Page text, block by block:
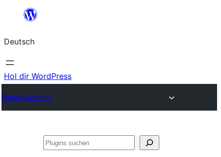
springen
Deutsch
Hol dir WordPress
Plugin Directory
Suchen